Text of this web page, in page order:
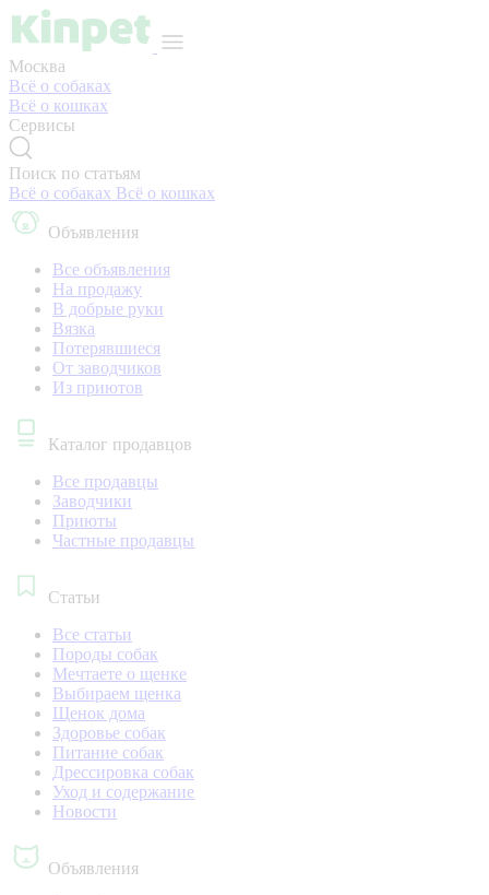
Москва
Всё о собаках
Всё о кошках
Сервисы
Поиск по статьям
Всё о собаках Всё о кошках
Объявления
Все объявления
На продажу
В добрые руки
Вязка
Потерявшиеся
От заводчиков
Из приютов
Каталог продавцов
Все продавцы
Заводчики
Приюты
Частные продавцы
Статьи
Все статьи
Породы собак
Мечтаете о щенке
Выбираем щенка
Щенок дома
Здоровье собак
Питание собак
Дрессировка собак
Уход и содержание
Новости
Объявления